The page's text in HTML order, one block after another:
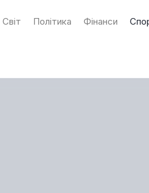
Світ Політика Фінанси